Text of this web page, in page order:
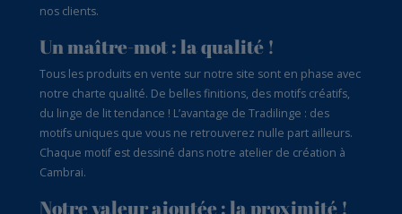
nos clients.
Un maître-mot : la qualité !
Tous les produits en vente sur notre site sont en phase avec
notre charte qualité. De belles finitions, des motifs créatifs,
du linge de lit tendance ! L’avantage de Tradilinge : des
motifs uniques que vous ne retrouverez nulle part ailleurs.
Chaque motif est dessiné dans notre atelier de création à
Cambrai.
Notre valeur ajoutée : la proximité !